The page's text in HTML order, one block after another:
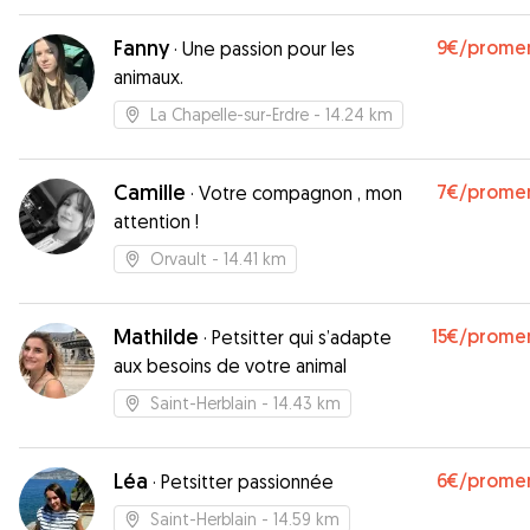
des consignes je vous recommande 😊”
Fanny· Une passion pour les
animaux.
9€/
La Chapelle-sur-Erdre - 14.24 km
Camille · Votre compagnon , mon
attention !
7€/
Orvault - 14.41 km
Mathilde · Petsitter qui s’adapte
aux besoins de votre animal
15€/
Saint-Herblain - 14.43 km
Léa · Petsitter passionnée 6€/
Saint-Herblain - 14.59 km